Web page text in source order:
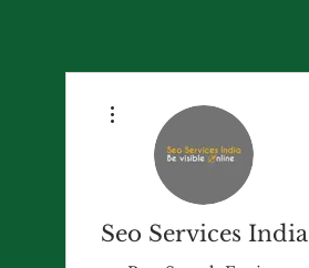
Seo Services India